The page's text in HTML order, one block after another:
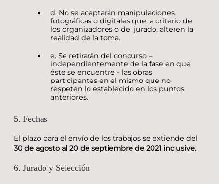
d. No se aceptarán manipulaciones
fotográficas o digitales que, a criterio de
los organizadores o del jurado, alteren la
realidad de la toma.
e. Se retirarán del concurso –
independientemente de la fase en que
éste se encuentre - las obras
participantes en el mismo que no
respeten lo establecido en los puntos
anteriores.
5. Fechas
El plazo para el envío de los trabajos se extiende del
30 de agosto al 20 de septiembre de 2021 inclusive.
6. Jurado y Selección